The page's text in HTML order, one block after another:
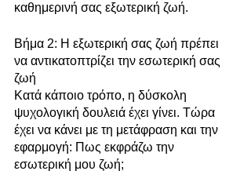
καθημερινή σας εξωτερική ζωή.
Βήμα 2: Η εξωτερική σας ζωή πρέπει
να αντικατοπτρίζει την εσωτερική σας
ζωή
Κατά κάποιο τρόπο, η δύσκολη
ψυχολογική δουλειά έχει γίνει. Τώρα
έχει να κάνει με τη μετάφραση και την
εφαρμογή: Πως εκφράζω την
εσωτερική μου ζωή;